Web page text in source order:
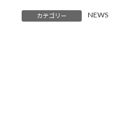
カテゴリー NEWS